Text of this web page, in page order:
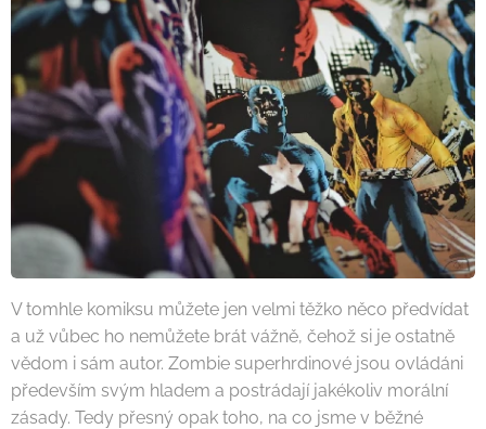
V tomhle komiksu můžete jen velmi těžko něco předvídat
a už vůbec ho nemůžete brát vážně, čehož si je ostatně
vědom i sám autor. Zombie superhrdinové jsou ovládáni
především svým hladem a postrádají jakékoliv morální
zásady. Tedy přesný opak toho, na co jsme v běžné